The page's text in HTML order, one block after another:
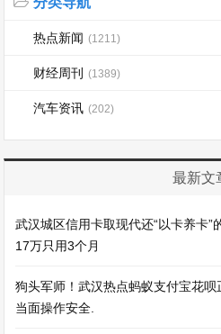
热点新闻 (1211)
财经周刊 (1389)
汽车资讯 (202)
最新文
武汉城区信用卡取现代还“以卡养卡”
17万只用3个月
狗头军师！武汉热点蚂蚁支付宝花
当面操作安全.